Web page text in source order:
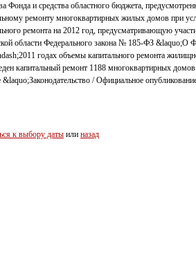
Фонда и средства областного бюджета,
ремонту многоквартирных жилых домов при
ремонта на 2012 год, предусматривающую
области Федерального закона № 185-ФЗ &laquo;О
годах объемы капитального ремонта
капитальный ремонт 1188 многоквартирных
&laquo;Законодательство / Официальное
к выбору даты или назад